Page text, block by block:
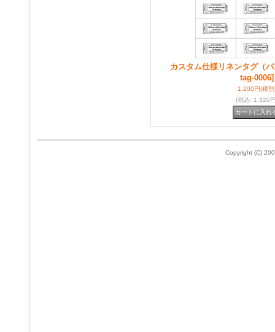
カスタム仕様リネンタグ（
tag-0006]
1,200円(税別
(税込: 1,320
Copyright (C)